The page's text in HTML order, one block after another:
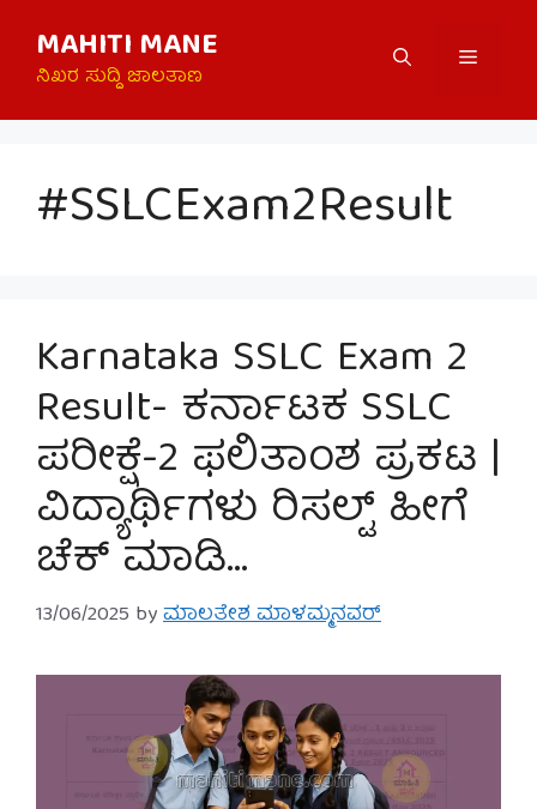
content
MAHITI MANE
ನಿಖರ ಸುದ್ದಿ ಜಾಲತಾಣ
Menu
#SSLCExam2Result
Karnataka SSLC Exam 2
Result- ಕರ್ನಾಟಕ SSLC
ಪರೀಕ್ಷೆ-2 ಫಲಿತಾಂಶ ಪ್ರಕಟ |
ವಿದ್ಯಾರ್ಥಿಗಳು ರಿಸಲ್ಟ್ ಹೀಗೆ
ಚೆಕ್ ಮಾಡಿ…
13/06/2025 byಮಾಲತೇಶ ಮಾಳಮ್ಮನವರ್